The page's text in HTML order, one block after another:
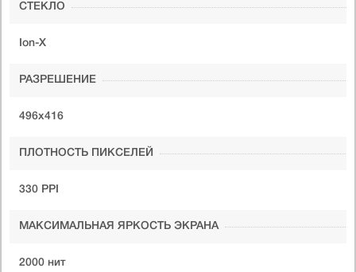
СТЕКЛО
Ion-X
РАЗРЕШЕНИЕ
496x416
ПЛОТНОСТЬ ПИКСЕЛЕЙ
330 PPI
МАКСИМАЛЬНАЯ ЯРКОСТЬ ЭКРАНА
2000 нит